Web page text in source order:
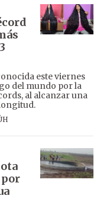
este viernes
del mundo por la
al alcanzar una